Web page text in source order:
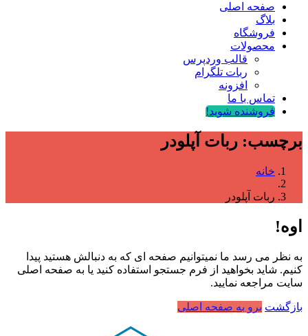
صفحه اصلی
بلاگ
فروشگاه
محصولات
قالب وردپرس
ربات تلگرام
افزونه
تماس با ما
فروشنده شوید!
برچسب: ربات آپلودر
خانه
ربات آپلودر
اوه!
به نظر می رسد ما نمیتوانیم صفحه ای که به دنبالش هستید پیدا
کنیم. شاید بخواهید از فرم جستجو استفاده کنید یا به صفحه اصلی
سایت مراجعه نمایید.
بازگشت برو به صفحه اصلی